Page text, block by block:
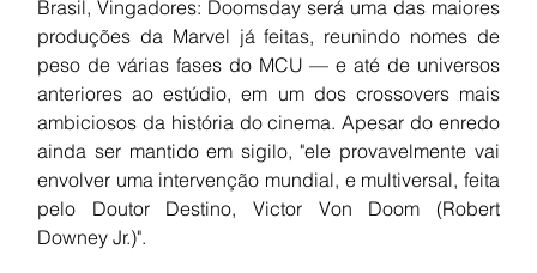
Brasil, Vingadores: Doomsday será uma das maiores
produções da Marvel já feitas, reunindo nomes de
peso de várias fases do MCU — e até de universos
anteriores ao estúdio, em um dos crossovers mais
ambiciosos da história do cinema. Apesar do enredo
ainda ser mantido em sigilo, "ele provavelmente vai
envolver uma intervenção mundial, e multiversal, feita
pelo Doutor Destino, Victor Von Doom (Robert
Downey Jr.)".